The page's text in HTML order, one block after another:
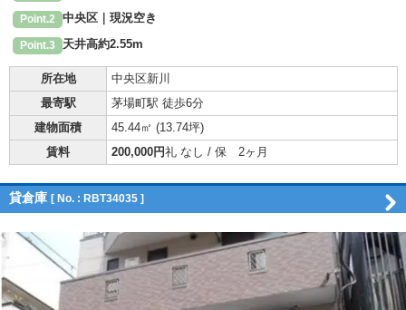
Point.2 中央区｜現況空き
Point.3 天井高約2.55m
所在地
中央区新川
最寄駅
茅場町駅 徒歩6分
建物面積
45.44㎡ (13.74坪)
賃料
200,000円礼 なし / 保 2ヶ月
貸倉庫 [ No. : RBT34035 ]